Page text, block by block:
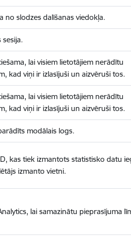
no slodzes dalīšanas viedokļa.
lai visiem lietotājiem nerādītu
kad viņi ir izlasījuši un aizvēruši tos.
lai visiem lietotājiem nerādītu
kad viņi ir izlasījuši un aizvēruši tos.
modālais logs.
kas tiek izmantots statistisko datu
izmanto vietni.
lai samazinātu pieprasījuma